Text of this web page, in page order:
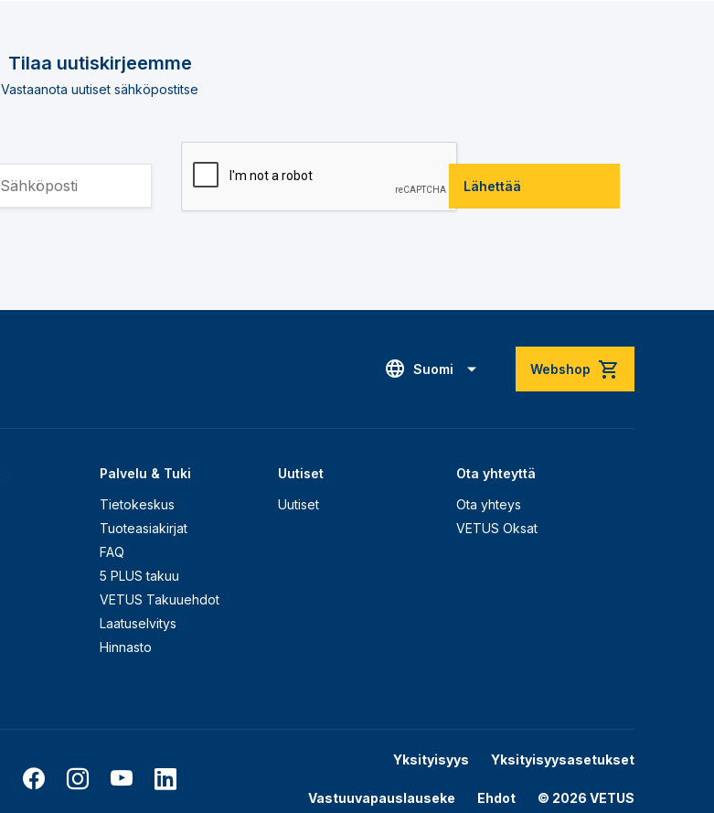
Tilaa uutiskirjeemme
Vastaanota uutiset sähköpostitse
Lähettää
Suomi Webshop
Palvelu & Tuki
Tietokeskus
Tuoteasiakirjat
FAQ
5 PLUS takuu
VETUS Takuuehdot
Laatuselvitys
Hinnasto
Uutiset
Uutiset
Ota yhteyttä
Ota yhteys
VETUS Oksat
Yksityisyys Yksityisyysasetukset
Vastuuvapauslauseke Ehdot © 2026 VETUS